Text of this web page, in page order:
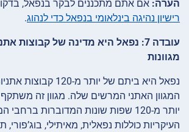
הערה: אם אתם מתכננים לבקר בנפאל,
רישיון נהיגה בינלאומי בנפאל כדי לנהוג.
עובדה 7: נפאל היא מדינה של קבוצות
מגוונות
נפאל היא ביתם של יותר
המגוון האתני המרשים שלה. מגוון זה משתקף
יותר מ-120 שפות שונות המדוברות
העיקריות כוללות נפאלית, מאיתילי, בוג’פורי,